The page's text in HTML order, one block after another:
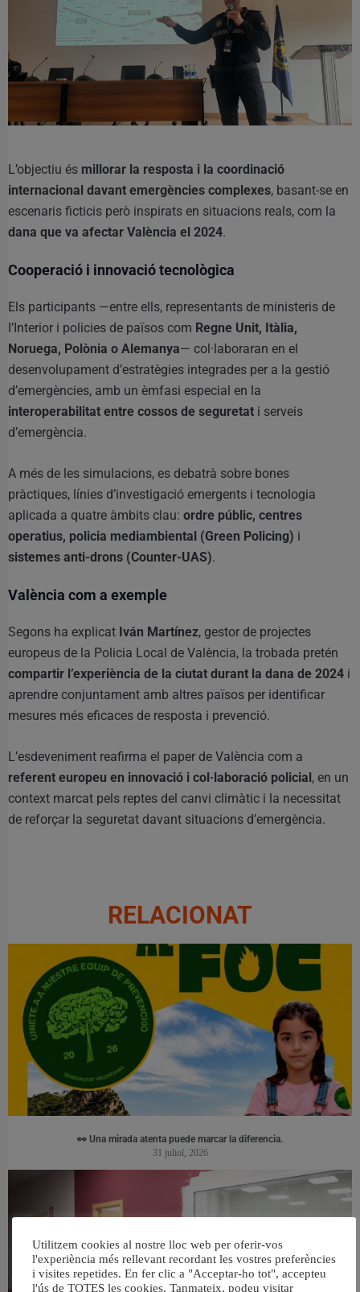
L’objectiu és millorar la resposta i la coordinació
internacional davant emergències complexes, basant-se en
escenaris ficticis però inspirats en situacions reals, com la
dana que va afectar València el 2024.
Cooperació i innovació tecnològica
Els participants —entre ells, representants de ministeris de
l’Interior i policies de països com Regne Unit, Itàlia,
Noruega, Polònia o Alemanya— col·laboraran en el
desenvolupament d’estratègies integrades per a la gestió
d’emergències, amb un èmfasi especial en la
interoperabilitat entre cossos de seguretat i serveis
d’emergència.
A més de les simulacions, es debatrà sobre bones
pràctiques, línies d’investigació emergents i tecnologia
aplicada a quatre àmbits clau: ordre públic, centres
operatius, policia mediambiental (Green Policing) i
sistemes anti-drons (Counter-UAS).
València com a exemple
Segons ha explicat Iván Martínez, gestor de projectes
europeus de la Policia Local de València, la trobada pretén
compartir l’experiència de la ciutat durant la dana de 2024 i
aprendre conjuntament amb altres països per identificar
mesures més eficaces de resposta i prevenció.
L’esdeveniment reafirma el paper de València com a
referent europeu en innovació i col·laboració policial, en un
context marcat pels reptes del canvi climàtic i la necessitat
de reforçar la seguretat davant situacions d’emergència.
RELACIONAT
👀 Una mirada atenta puede marcar la diferencia.
31 juliol, 2026
Utilitzem cookies al nostre lloc web per oferir-vos
l'experiència més rellevant recordant les vostres preferències
i visites repetides. En fer clic a "Acceptar-ho tot", accepteu
l'ús de TOTES les cookies. Tanmateix, podeu visitar